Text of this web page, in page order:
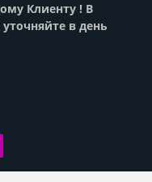
Клиенту ! В
в день